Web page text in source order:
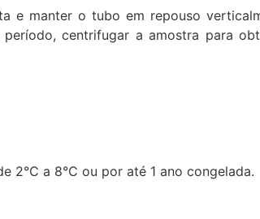
e manter o tubo em repouso
centrifugar a amostra para
2°C a 8°C ou por até 1 ano congelada.